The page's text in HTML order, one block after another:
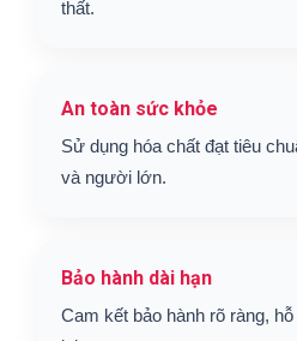
thất.
An toàn sức khỏe
Sử dụng hóa chất đạt tiêu
và người lớn.
Bảo hành dài hạn
Cam kết bảo hành rõ ràng,